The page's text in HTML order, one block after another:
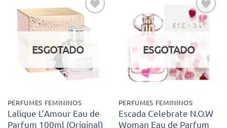
Adicionar
aos meus
desejos
ESGOTADO
PERFUMES FEMININOS
Lalique L’Amour Eau de
Parfum 100ml (Original)
Adicionar
desejos
ESGOTADO
PERFUMES FEMININOS
Escada Celebrate N.O.W
Woman Eau de Parfum